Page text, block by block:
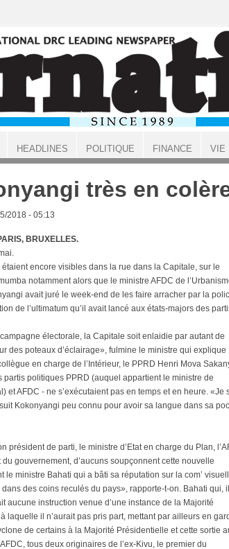
très en
2018 - 05:13
BRUXELLES.
étaient encore visibles dans la rue dans la Capitale, sur le
notamment alors que le ministre AFDC de
avait juré le week-end de les faire arracher par la
de l’ultimatum qu’il avait lancé aux états-majors des
électorale, la Capitale soit enlaidie par autant de
des poteaux d’éclairage», fulmine le ministre qui explique
en charge de l’Intérieur, le PPRD Henri Mova
politiques PPRD (auquel appartient le ministre de
et AFDC - ne s’exécutaient pas en temps et en heure. «Je
Kokonyangi peu connu pour avoir sa langue dans sa
président de parti, le ministre d’Etat en charge du Plan,
gouvernement, d’aucuns soupçonnent cette nouvelle
ministre Bahati qui a bâti sa réputation sur la com’
des coins reculés du pays», rapporte-t-on. Bahati qui,
aucune instruction venue d’une instance de la Majorité
laquelle il n’aurait pas pris part, mettant par ailleurs en
de certains à la Majorité Présidentielle et cette sortie
tous deux originaires de l’ex-Kivu, le premier du
HEADLINES POLITIQUE FINANCE VIE